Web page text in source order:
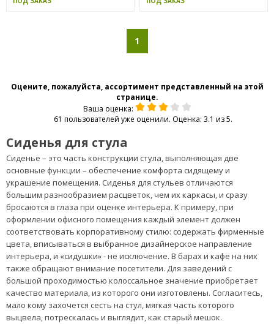
1
Оцените, пожалуйста, ассортимент представленный на этой
странице.
Ваша оценка:
61 пользователей уже оценили. Оценка: 3.1 из 5.
Сиденья для стула
Сиденье – это часть конструкции стула, выполняющая две
основные функции – обеспечение комфорта сидящему и
украшение помещения. Сиденья для стульев отличаются
большим разнообразием расцветок, чем их каркасы, и сразу
бросаются в глаза при оценке интерьера. К примеру, при
оформлении офисного помещения каждый элемент должен
соответствовать корпоративному стилю: содержать фирменные
цвета, вписываться в выбранное дизайнерское направление
интерьера, и «сидушки» - не исключение. В барах и кафе на них
также обращают внимание посетители. Для заведений с
большой проходимостью колоссальное значение приобретает
качество материала, из которого они изготовлены. Согласитесь,
мало кому захочется сесть на стул, мягкая часть которого
выцвела, потрескалась и выглядит, как старый мешок.